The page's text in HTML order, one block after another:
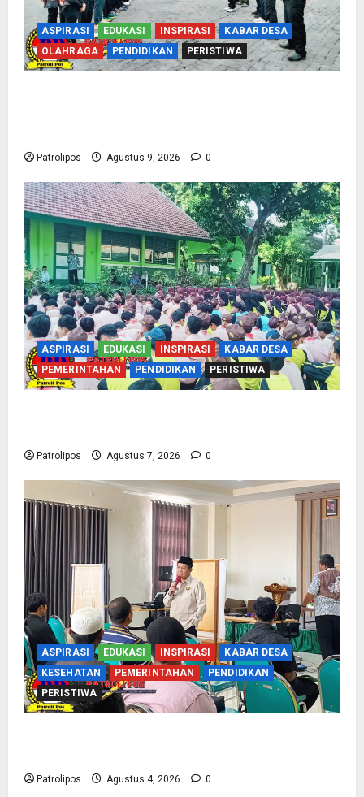
ASPIRASI EDUKASI INSPIRASI
KABAR DESA
OLAHRAGA
PENDIDIKAN PERISTIWA
Patrolipos Agustus 9, 2026 0
ASPIRASI EDUKASI INSPIRASI
KABAR DESA
PEMERINTAHAN
PENDIDIKAN PERISTIWA
Patrolipos Agustus 7, 2026 0
ASPIRASI EDUKASI INSPIRASI
KABAR DESA
KESEHATAN
PEMERINTAHAN
PENDIDIKAN
PERISTIWA
Patrolipos Agustus 4, 2026 0